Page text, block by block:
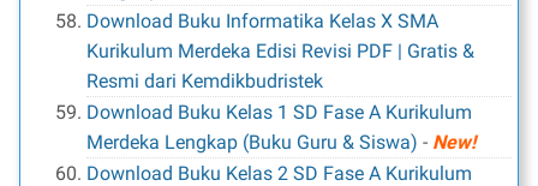
Download Buku Informatika Kelas X SMA
Kurikulum Merdeka Edisi Revisi PDF | Gratis &
Resmi dari Kemdikbudristek
Download Buku Kelas 1 SD Fase A Kurikulum
Merdeka Lengkap (Buku Guru & Siswa) - New!
Download Buku Kelas 2 SD Fase A Kurikulum